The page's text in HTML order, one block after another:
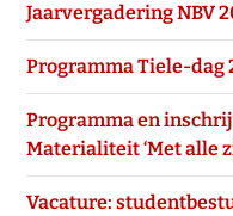
Jaarvergadering NBV
Programma Tiele-dag
Programma en
Materialiteit ‘Met alle
Vacature: